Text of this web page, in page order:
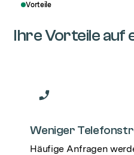
Vorteile
Ihre Vorteile auf
Weniger
Häufige Anfragen